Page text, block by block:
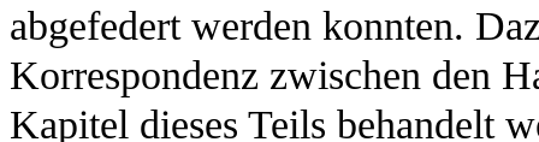
abgefedert werden konnten.
Korrespondenz zwischen den
Kapitel dieses Teils behandelt